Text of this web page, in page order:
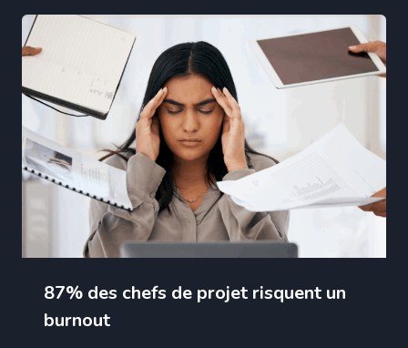
87% des chefs de projet risquent un
burnout